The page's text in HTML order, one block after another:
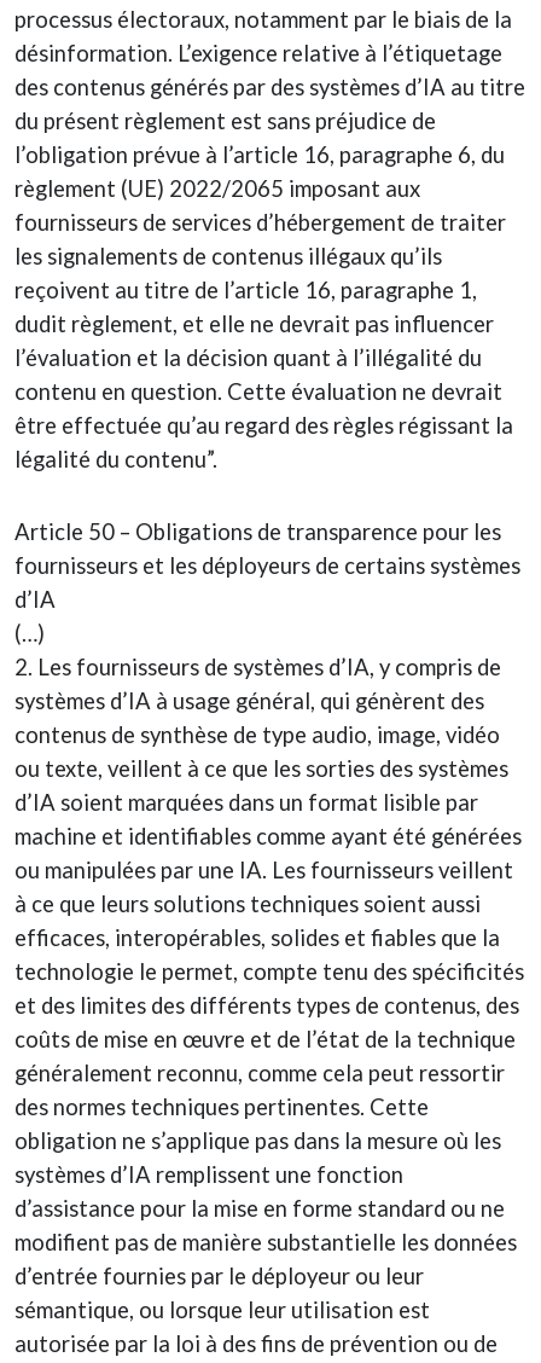
processus électoraux, notamment par le biais de la
désinformation. L’exigence relative à l’étiquetage
des contenus générés par des systèmes d’IA au titre
du présent règlement est sans préjudice de
l’obligation prévue à l’article 16, paragraphe 6, du
règlement (UE) 2022/2065 imposant aux
fournisseurs de services d’hébergement de traiter
les signalements de contenus illégaux qu’ils
reçoivent au titre de l’article 16, paragraphe 1,
dudit règlement, et elle ne devrait pas influencer
l’évaluation et la décision quant à l’illégalité du
contenu en question. Cette évaluation ne devrait
être effectuée qu’au regard des règles régissant la
légalité du contenu”.
Article 50 – Obligations de transparence pour les
fournisseurs et les déployeurs de certains systèmes
d’IA
(…)
2. Les fournisseurs de systèmes d’IA, y compris de
systèmes d’IA à usage général, qui génèrent des
contenus de synthèse de type audio, image, vidéo
ou texte, veillent à ce que les sorties des systèmes
d’IA soient marquées dans un format lisible par
machine et identifiables comme ayant été générées
ou manipulées par une IA. Les fournisseurs veillent
à ce que leurs solutions techniques soient aussi
efficaces, interopérables, solides et fiables que la
technologie le permet, compte tenu des spécificités
et des limites des différents types de contenus, des
coûts de mise en œuvre et de l’état de la technique
généralement reconnu, comme cela peut ressortir
des normes techniques pertinentes. Cette
obligation ne s’applique pas dans la mesure où les
systèmes d’IA remplissent une fonction
d’assistance pour la mise en forme standard ou ne
modifient pas de manière substantielle les données
d’entrée fournies par le déployeur ou leur
sémantique, ou lorsque leur utilisation est
autorisée par la loi à des fins de prévention ou de